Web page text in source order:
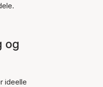
og
ideelle